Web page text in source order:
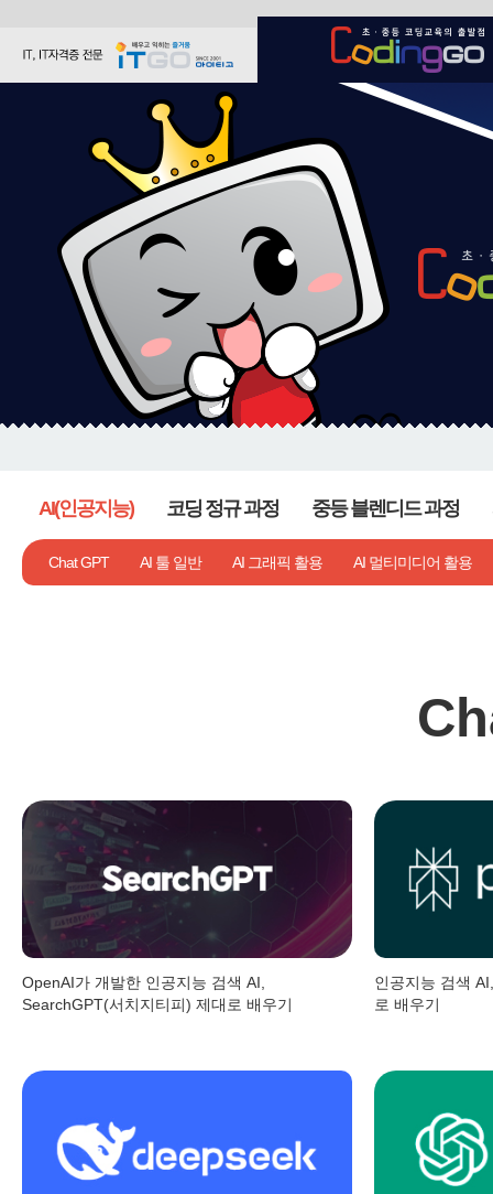
AI(인공지능)
Chat GPT AI 툴 일반 AI 그래픽 활용 AI 멀티미디어 활용
코딩 정규 과정 중등 블렌디드 과정
기타
OpenAI가 개발한 인공지능 검색 AI,
SearchGPT(서치지티피) 제대로 배우기
인공지능 검색
로 배우기